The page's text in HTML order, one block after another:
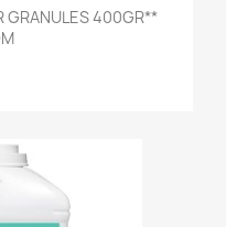
GRANULES 400GR**